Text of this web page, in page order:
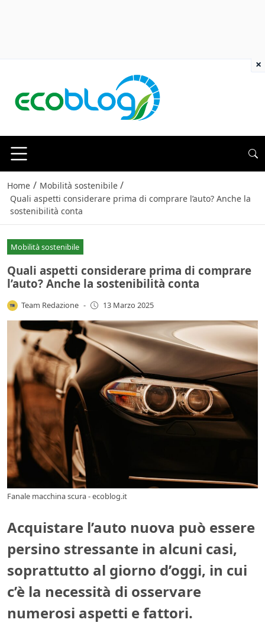
Home / Mobilità sostenibile /
Quali aspetti considerare prima di comprare l’auto? Anche la
sostenibilità conta
Mobilità sostenibile
Quali aspetti considerare prima di comprare
l’auto? Anche la sostenibilità conta
Team Redazione - 13 Marzo 2025
Fanale macchina scura - ecoblog.it
Acquistare l’auto nuova può essere
persino stressante in alcuni casi,
soprattutto al giorno d’oggi, in cui
c’è la necessità di osservare
numerosi aspetti e fattori.
×